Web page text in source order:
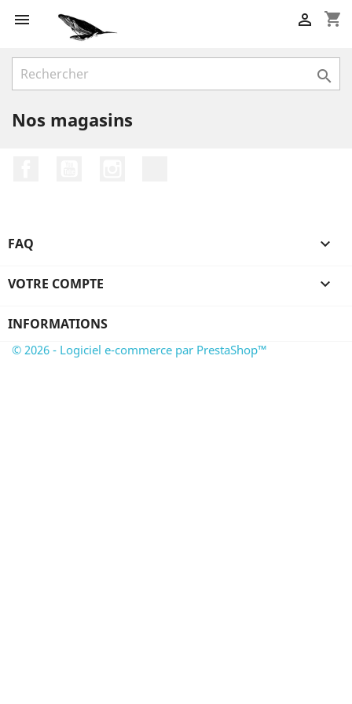
 shopping_cart


Nos magasins
FAQ 
VOTRE COMPTE 
INFORMATIONS
© 2026 - Logiciel e-commerce par PrestaShop™